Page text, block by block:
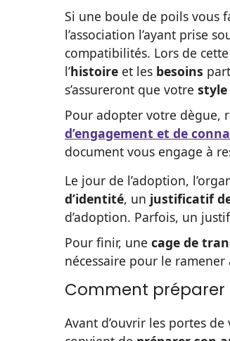
Si une boule de poils vous
l’association l’ayant prise
compatibilités. Lors de
l’histoire et les besoins
s’assureront que votre style
Pour adopter votre dègue,
d’engagement et de
document vous engage à
Le jour de l’adoption,
d’identité, un justificatif
d’adoption. Parfois, un
Pour finir, une cage de
nécessaire pour le ramener
Comment préparer
Avant d’ouvrir les portes